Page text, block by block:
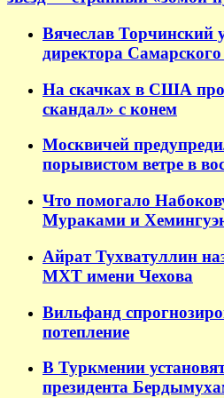
Вячеслав Торчинский
директора
На скачках в США
скандал» с конем
Москвичей
порывистом ветре в
Что помогало
Мураками и
Айрат Тухватуллин
МХТ имени Чехова
Вильфанд
потепление
В Туркмении
президента